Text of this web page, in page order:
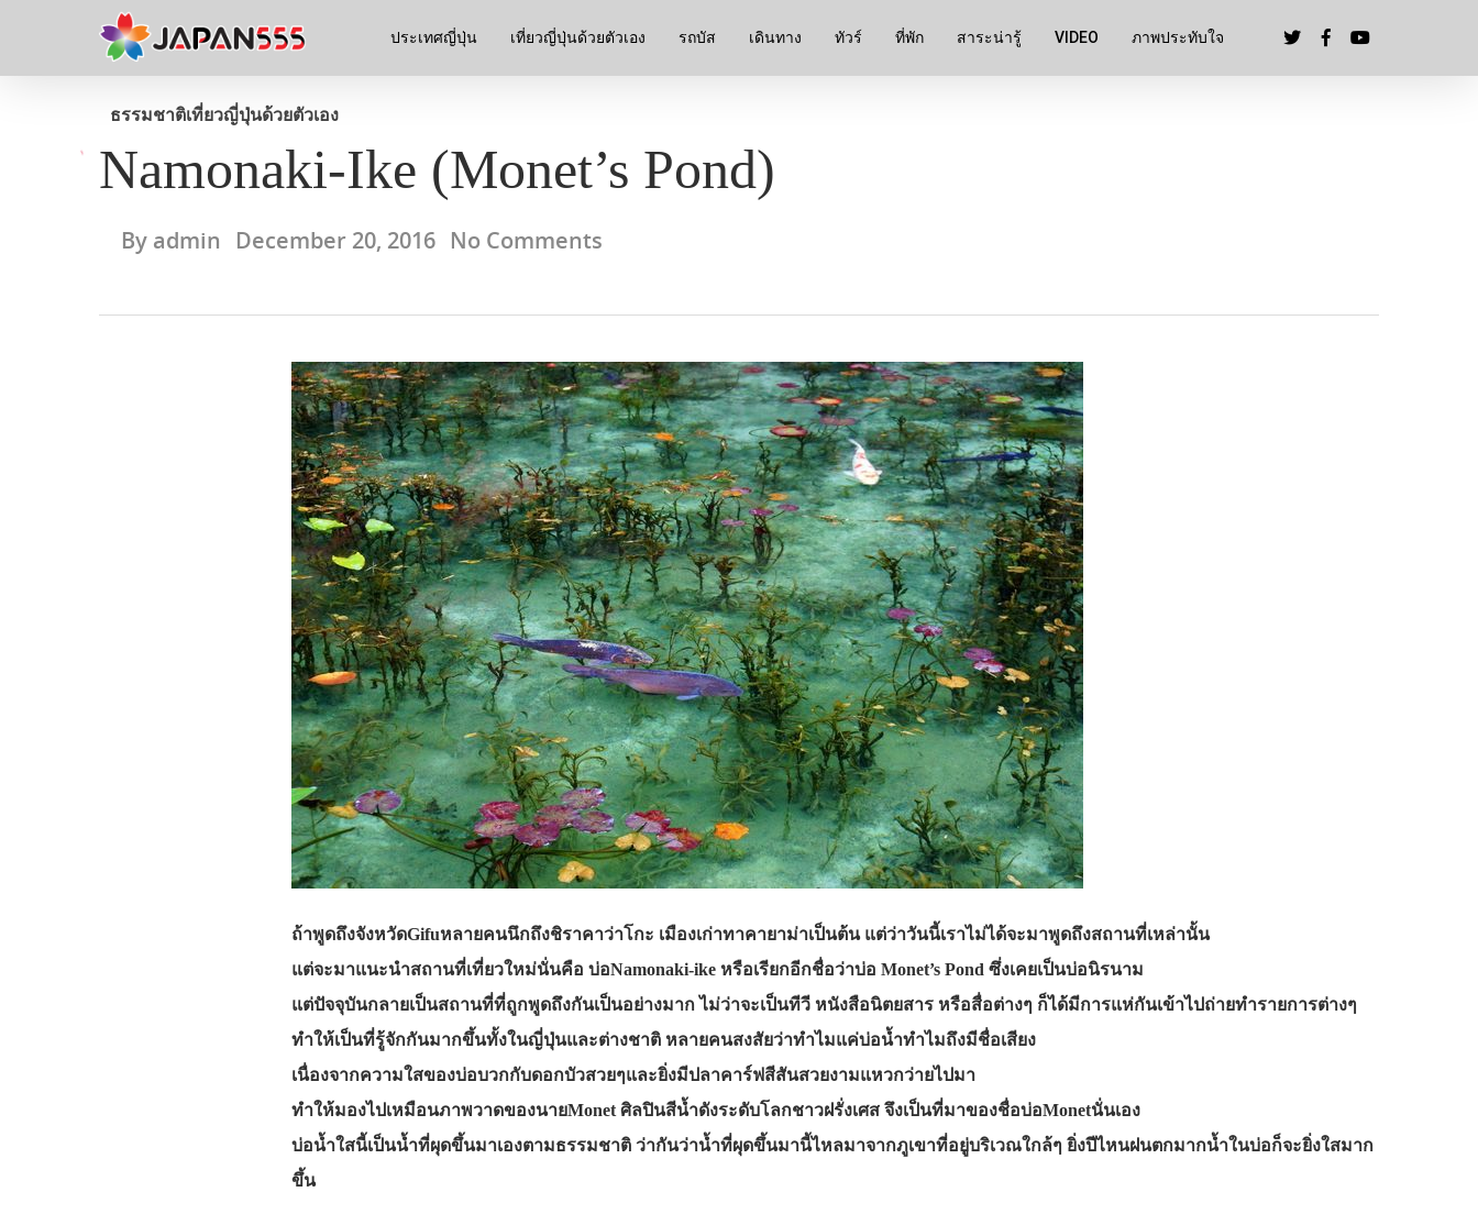
ประเทศญี่ปุ่น เที่ยวญี่ปุ่นด้วยตัวเอง รถบัส เดินทาง ทัวร์ ที่พัก สาระน่ารู้ VIDEO ภาพประทับใจ
ธรรมชาติเที่ยวญี่ปุ่นด้วยตัวเอง
Namonaki-Ike (Monet’s Pond)
By admin December 20, 2016 No Comments
ถ้าพูดถึงจังหวัดGifuหลายคนนึกถึงชิราคาว่าโกะ เมืองเก่าทาคายาม่าเป็นต้น แต่ว่าวันนี้เราไม่ได้จะมาพูดถึงสถานที่เหล่านั้น
แต่จะมาแนะนำสถานที่เที่ยวใหม่นั่นคือ บ่อNamonaki-ike หรือเรียกอีกชื่อว่าบ่อ Monet’s Pond ซึ่งเคยเป็นบ่อนิรนาม
แต่ปัจจุบันกลายเป็นสถานที่ที่ถูกพูดถึงกันเป็นอย่างมาก ไม่ว่าจะเป็นทีวี หนังสือนิตยสาร หรือสื่อต่างๆ ก็ได้มีการแห่กันเข้าไปถ่ายทำรายการต่างๆ
ทำให้เป็นที่รู้จักกันมากขึ้นทั้งในญี่ปุ่นและต่างชาติ หลายคนสงสัยว่าทำไมแค่บ่อน้ำทำไมถึงมีชื่อเสียง
เนื่องจากความใสของบ่อบวกกับดอกบัวสวยๆและยิ่งมีปลาคาร์ฟสีสันสวยงามแหวกว่ายไปมา
ทำให้มองไปเหมือนภาพวาดของนายMonet ศิลปินสีน้ำดังระดับโลกชาวฝรั่งเศส จึงเป็นที่มาของชื่อบ่อMonetนั่นเอง
บ่อน้ำใสนี้เป็นน้ำที่ผุดขึ้นมาเองตามธรรมชาติ ว่ากันว่าน้ำที่ผุดขึ้นมานี้ไหลมาจากภูเขาที่อยู่บริเวณใกล้ๆ ยิ่งปีไหนฝนตกมากน้ำในบ่อก็จะยิ่งใสมาก
ขึ้น